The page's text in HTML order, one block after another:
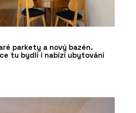
parkety a nový bazén.
tu bydlí i nabízí ubytování